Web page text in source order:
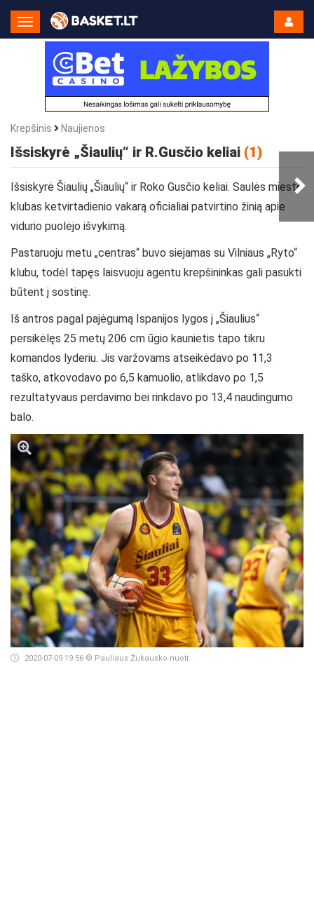
Toggle
Navigation
Krepšinis Naujienos
Išsiskyrė „Šiaulių“ ir R.Gusčio keliai (1)
Išsiskyrė Šiaulių „Šiaulių“ ir Roko Gusčio keliai. Saulės miesto
klubas ketvirtadienio vakarą oficialiai patvirtino žinią apie
vidurio puolėjo išvykimą.
Pastaruoju metu „centras“ buvo siejamas su Vilniaus „Ryto“
klubu, todėl tapęs laisvuoju agentu krepšininkas gali pasukti
būtent į sostinę.
Iš antros pagal pajėgumą Ispanijos lygos į „Šiaulius“
persikėlęs 25 metų 206 cm ūgio kaunietis tapo tikru
komandos lyderiu. Jis varžovams atseikėdavo po 11,3
taško, atkovodavo po 6,5 kamuolio, atlikdavo po 1,5
rezultatyvaus perdavimo bei rinkdavo po 13,4 naudingumo
balo.
2020-07-09 19:56 © Pauliaus Žukausko nuotr.